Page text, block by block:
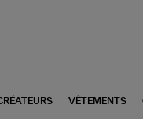
VÊTEMENTS